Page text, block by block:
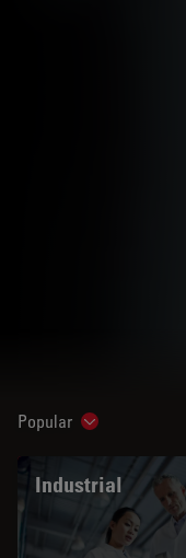
Popular Show
Industrial